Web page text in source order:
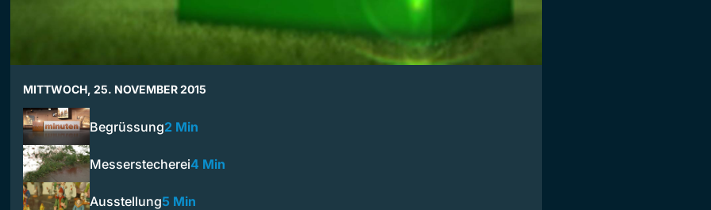
MITTWOCH, 25. NOVEMBER 2015
Begrüssung2 Min
Messerstecherei4 Min
Ausstellung5 Min